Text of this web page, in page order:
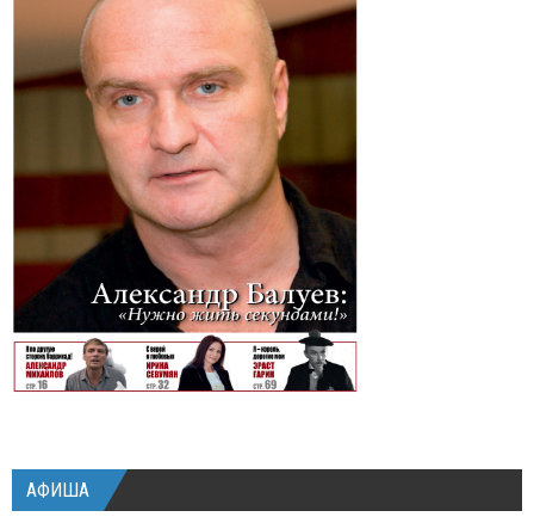
АФИША